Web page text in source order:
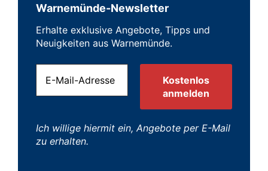
Warnemünde-Newsletter
Erhalte exklusive Angebote, Tipps und
Neuigkeiten aus Warnemünde.
Ich willige hiermit ein, Angebote per E-Mail
zu erhalten.